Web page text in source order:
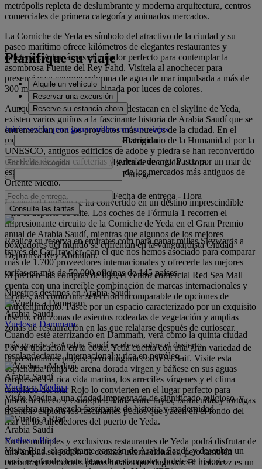
metrópolis repleta de deslumbrante y moderna arquitectura, centros
comerciales de primera categoría y animados mercados.
La Corniche de Yeda es símbolo del atractivo de la ciudad y su
paseo marítimo ofrece kilómetros de elegantes restaurantes y
cafeterías. Además, es el mirador perfecto para contemplar la
asombrosa Fuente del Rey Fahd. Visítela al anochecer para
presenciar su enorme columna de agua de mar impulsada a más de
300 metros de altura e iluminada por luces de colores.
Aunque las elegantes estructuras destacan en el skyline de Yeda,
existen varios guiños a la fascinante historia de Arabia Saudí que se
entremezclan con los proyectos más nuevos de la ciudad. En el
mercado de Al Balad, declarado Patrimonio de la Humanidad por la
UNESCO, antiguos edificios de adobe y piedra se han reconvertido
con delicadeza en cafeterías y galerías de arte. Pasee por un mar de
especias, adornos y telas en uno de los mercados más antiguos de
Oriente Medio.
La ciudad también se ha convertido en un destino imprescindible
para el deporte de élite. Los coches de Fórmula 1 recorren el
impresionante circuito de la Corniche de Yeda en el Gran Premio
anual de Arabia Saudí, mientras que algunos de los mejores
boxeadores del mundo se enfrentan en la vanguardista Ciudad
Deportiva Rey Abdullah.
Si prefiere las compras de lujo, el centro comercial Red Sea Mall
cuenta con una increíble combinación de marcas internacionales y
locales, así como una selección incomparable de opciones de
entretenimiento. Pasee por un espacio caracterizado por un exquisito
diseño, con zonas de asientos rodeadas de vegetación y amplias
zonas de restauración en las que relajarse después de curiosear.
Por su ubicación en la costa, Yeda cuenta con una gran variedad de
impresionantes playas, pero ninguna como Al Saif. Visite esta
espléndida franja de arena dorada virgen y báñese en sus aguas
turquesas. La rica vida marina, los arrecifes vírgenes y el clima
templado del mar Rojo lo convierten en el lugar perfecto para
practicar buceo y esnórquel. Nade entre rayas, barracudas y tortugas
mientras explora los fascinantes pecios que yacen en el fondo del
mar en los alrededores del puerto de Yeda.
En los múltiples y exclusivos restaurantes de Yeda podrá disfrutar de
una amplia selección de cocinas internacionales, pero también
encontrará tentadores platos locales que degustar. El matazeez es un
Planifique su viaje
Alquile un vehículo
Reservar una excursión
Reserve su estancia ahora
Inicie sesión para ganar millas con sus viajes
Recogida
Fecha de recogida - Hora
Entrega
Fecha de entrega - Hora
Consulte las tarifas
Realice su reserva en emirates.com para ganar millas Skywards a
través de CarTrawler, con el que nos hemos asociado para comparar
más de 1.700 proveedores internacionales y ofrecerle las mejores
tarifas en más de 50.000 oficinas de 145 países.
Nuestros destinos en Arabia Saudí
Arabia Saudí
Vuelos a Dammam
Cuando esté aterrizando en Dammam, verá cómo la quinta ciudad
más grande de Arabia Saudí se eleva sobre el desierto,
resplandeciente, internacional y rica en petróleo.
Arabia Saudí
Vuelos a Medina
Visite Medina, una ciudad impregnada de significado religioso, y
descubra una mezcla fascinante de historia y modernidad.
Arabia Saudí
Vuelos a Riad
Visite Riad, el palpitante corazón de Arabia Saudí, y descubra un
oasis resplandeciente lleno de restaurantes, hoteles e historia.